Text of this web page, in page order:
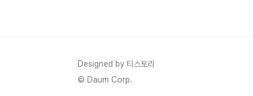
Designed by 티스토리
© Daum Corp.